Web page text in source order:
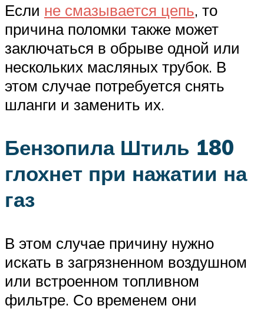
Если не смазывается цепь, то
причина поломки также может
заключаться в обрыве одной или
нескольких масляных трубок. В
этом случае потребуется снять
шланги и заменить их.
Бензопила Штиль 180
глохнет при нажатии на
газ
В этом случае причину нужно
искать в загрязненном воздушном
или встроенном топливном
фильтре. Со временем они